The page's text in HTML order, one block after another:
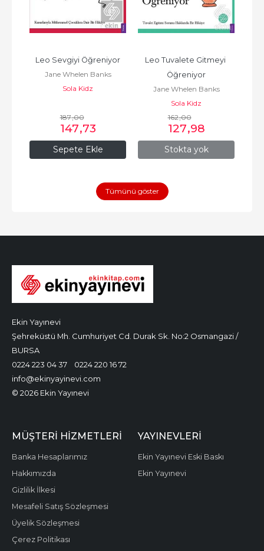
Sepete Ekle
Leo Sevgiyi Öğreniyor
Jane Whelen Banks
Sola Kidz
187,00
147,73
Stokta yok
Leo Tuvalete Gitmeyi
Öğreniyor
Jane Whelen Banks
Sola Kidz
162,00
127,98
Tümünü göster
Ekin Yayınevi
Şehreküstü Mh. Cumhuriyet Cd. Durak Sk. No:2 Osmangazi /
BURSA
0224 223 04 37
0224 220 16 72
info@ekinyayinevi.com
© 2026 Ekin Yayınevi
MÜŞTERI HIZMETLERI
Banka Hesaplarımız
Hakkımızda
Gizlilik İlkesi
Mesafeli Satış Sözleşmesi
Üyelik Sözleşmesi
Çerez Politikası
YAYINEVLERI
Ekin Yayınevi Eski Baskı
Ekin Yayınevi